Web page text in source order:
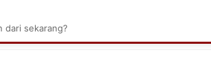
Tarombo Batak
dari sekarang?